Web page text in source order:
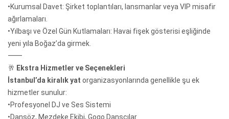
•Kurumsal Davet: Şirket toplantıları, lansmanlar veya VIP misafir
ağırlamaları.
•Yılbaşı ve Özel Gün Kutlamaları: Havai fişek gösterisi eşliğinde
yeni yıla Boğaz’da girmek.
⸻
🥂 Ekstra Hizmetler ve Seçenekleri
İstanbul’da kiralık yat organizasyonlarında genellikle şu ek
hizmetler sunulur:
•Profesyonel DJ ve Ses Sistemi
•Dansöz, Mezdeke Ekibi, Gogo Dansçılar